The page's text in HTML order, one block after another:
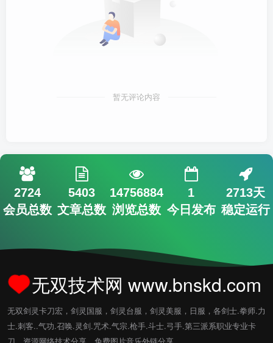
暂无评论内容
2724
会员总数
5403
文章总数
14756884
浏览总数
1
今日发布
2713天
稳定运行
无双技术网 www.bnskd.com
无双剑灵卡刀宏，剑灵国服，剑灵台服，剑灵美服，日服，各剑士.拳师.力
士.刺客..气功.召唤.灵剑.咒术.气宗.枪手.斗士.弓手.第三派系职业专业卡